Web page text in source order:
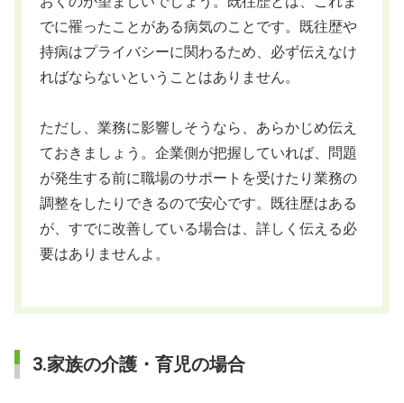
でに罹ったことがある病気のことです。既往歴や
持病はプライバシーに関わるため、必ず伝えなけ
ればならないということはありません。
ただし、業務に影響しそうなら、あらかじめ伝え
ておきましょう。企業側が把握していれば、問題
が発生する前に職場のサポートを受けたり業務の
調整をしたりできるので安心です。既往歴はある
が、すでに改善している場合は、詳しく伝える必
要はありませんよ。
3.家族の介護・育児の場合